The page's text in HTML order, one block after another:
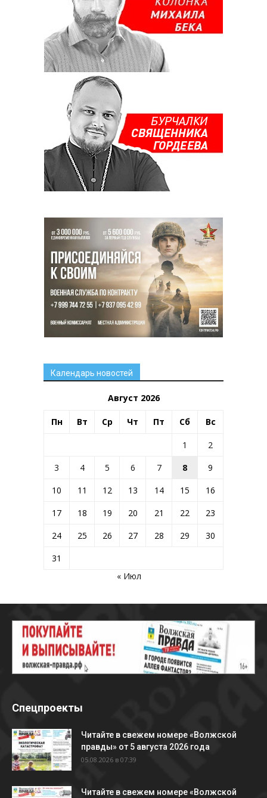
Календарь новостей
Август 2026
Пн Вт Ср Чт Пт Сб Вс
1
2
3
4 5 6 7 8
9
10
11 12 13 14 15
16
17
18 19 20 21 22
23
24
25 26 27 28 29
30
31
« Июл
Спецпроекты
Читайте в свежем номере «Волжской
правды» от 5 августа 2026 года
05.08.2026 в 07:39
Читайте в свежем номере «Волжской